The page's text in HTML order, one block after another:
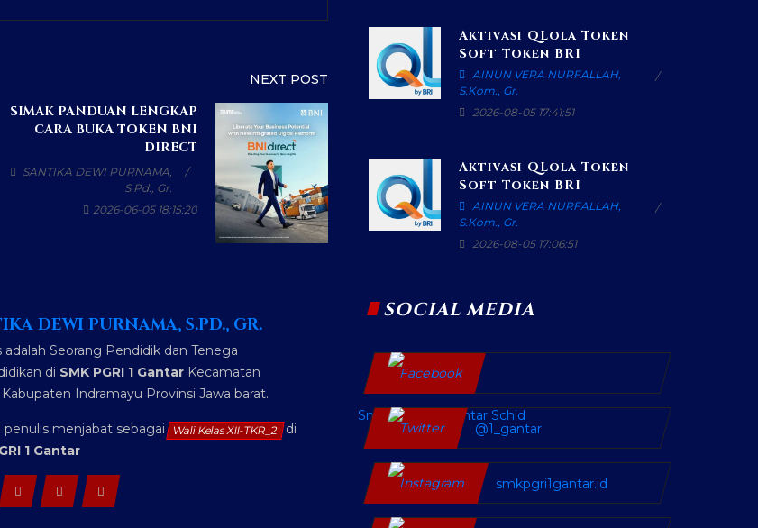
NEXT POST
SIMAK PANDUAN LENGKAP
CARA BUKA TOKEN BNI
DIRECT
SANTIKA DEWI PURNAMA,
S.Pd., Gr.
2026-06-05 18:15:20
DEWI PURNAMA, S.PD., GR.
adalah Seorang Pendidik dan Tenega
di SMK PGRI 1 Gantar Kecamatan
Indramayu Provinsi Jawa barat.
penulis menjabat sebagai Wali Kelas XII-TKR_2 di
1 Gantar
Aktivasi QLola Token
Soft Token BRI
AINUN VERA NURFALLAH,
S.Kom., Gr.
2026-08-05 17:41:51
Aktivasi QLola Token
Soft Token BRI
AINUN VERA NURFALLAH,
S.Kom., Gr.
2026-08-05 17:06:51
SOCIAL MEDIA
SmkPgri SatuGantar Schid
@1_gantar
smkpgri1gantar.id